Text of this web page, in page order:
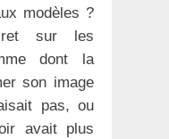
modèles ?
sur les
dont la
son image
pas, ou
avait plus